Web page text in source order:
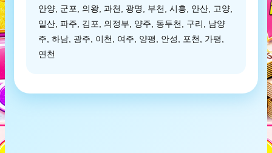
안양, 군포, 의왕, 과천, 광명, 부천, 시흥, 안산, 고양,
일산, 파주, 김포, 의정부, 양주, 동두천, 구리, 남양
주, 하남, 광주, 이천, 여주, 양평, 안성, 포천, 가평,
연천